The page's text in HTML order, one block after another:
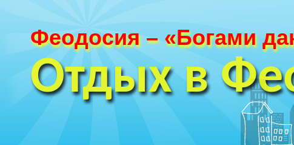
Феодосия – «Богами
Отдых в
Фотографии Феодосии и Крыма. Пляжи
Феодосия, Орджоникидзе Крым фото,
фото города, Крым фото Феодосия.